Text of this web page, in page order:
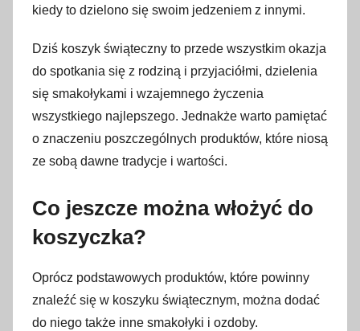
kiedy to dzielono się swoim jedzeniem z innymi.
Dziś koszyk świąteczny to przede wszystkim okazja
do spotkania się z rodziną i przyjaciółmi, dzielenia
się smakołykami i wzajemnego życzenia
wszystkiego najlepszego. Jednakże warto pamiętać
o znaczeniu poszczególnych produktów, które niosą
ze sobą dawne tradycje i wartości.
Co jeszcze można włożyć do
koszyczka?
Oprócz podstawowych produktów, które powinny
znaleźć się w koszyku świątecznym, można dodać
do niego także inne smakołyki i ozdoby.